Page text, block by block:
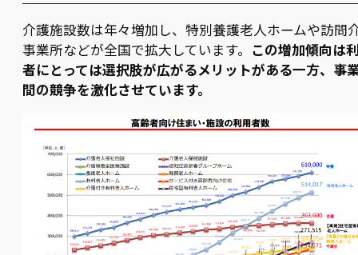
介護施設数は年々増加し、特別養護老人ホームや訪問
事業所などが全国で拡大しています。 この増加傾向は
者にとっては選択肢が広がるメリットがある一方、事
間の競争を激化させています。